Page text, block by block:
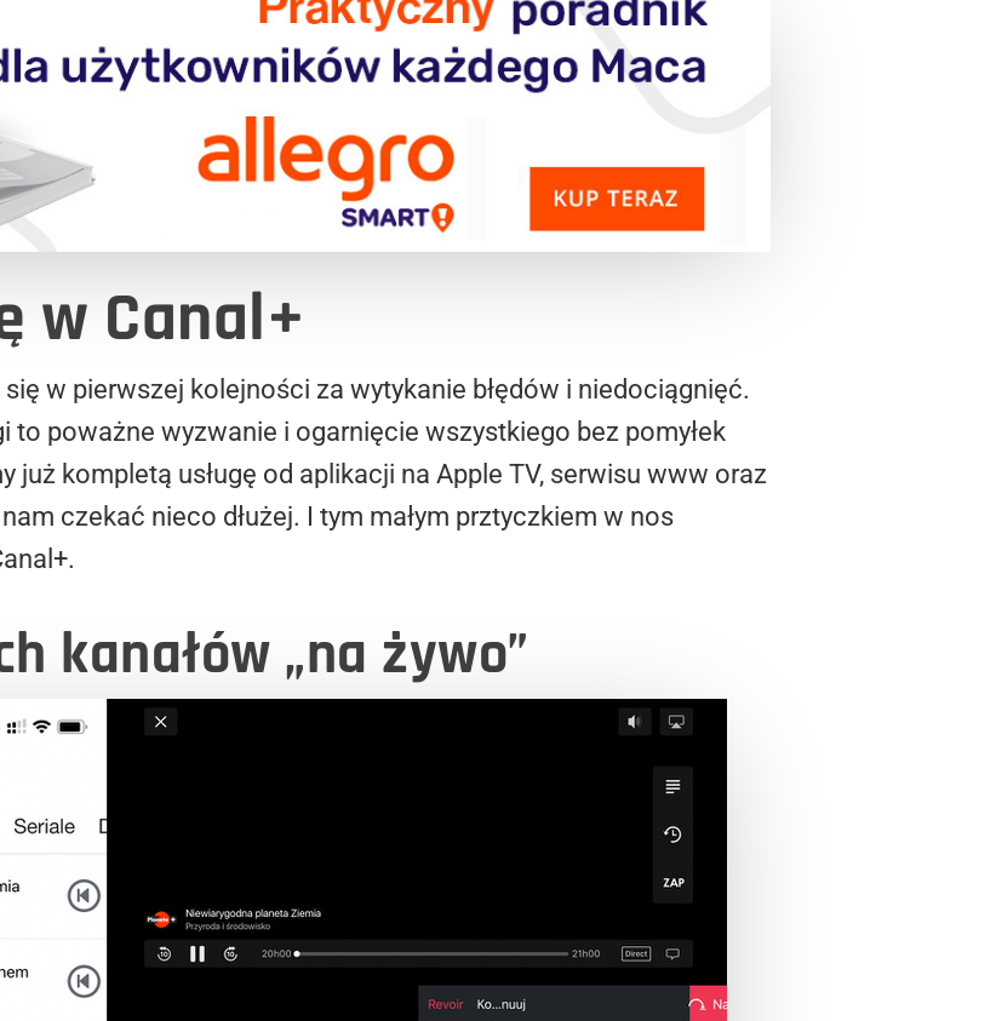
w Canal+
w pierwszej kolejności za wytykanie błędów i niedociągnięć.
to poważne wyzwanie i ogarnięcie wszystkiego bez pomyłek
już kompletą usługę od aplikacji na Apple TV, serwisu www oraz
czekać nieco dłużej. I tym małym prztyczkiem w nos
kanałów „na żywo”